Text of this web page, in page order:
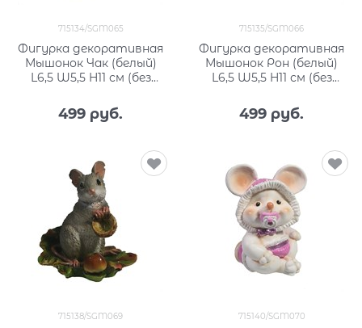
715134/SGM065
Фигурка декоративная
Мышонок Чак (белый)
L6,5 W5,5 H11 см (без
499 руб.
715135/SGM066
Фигурка декоративная
Мышонок Рон (белый)
L6,5 W5,5 H11 см (без
499 руб.
715138/SGM069 715140/SGM070